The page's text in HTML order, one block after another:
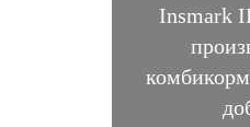
Insmark